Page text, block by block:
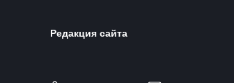
Редакция сайта